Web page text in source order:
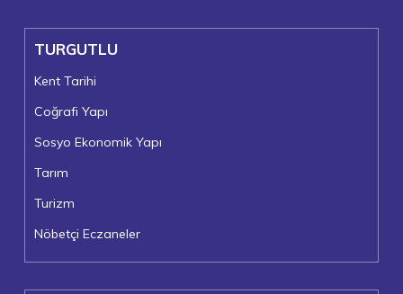
TURGUTLU
Kent Tarihi
Coğrafi Yapı
Sosyo Ekonomik Yapı
Tarım
Turizm
Nöbetçi Eczaneler